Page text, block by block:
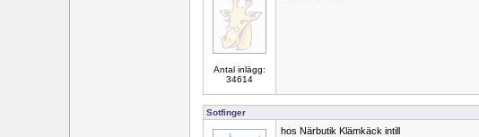
Antal inlägg:
34614
Sotfinger
hos Närbutik Klämkäck intill